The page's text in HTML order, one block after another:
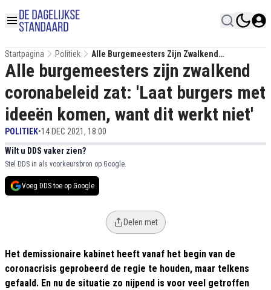
Startpagina Politiek
Alle Burgemeesters Zijn Zwalkend
Coronabeleid Zat: 'Laat Burgers Met Ideeën
Komen, Want Dit Werkt Niet'
Alle burgemeesters zijn zwalkend
coronabeleid zat: 'Laat burgers met
ideeën komen, want dit werkt niet'
POLITIEK•14 DEC 2021, 18:00
Wilt u DDS vaker zien?
Stel DDS in als voorkeursbron op Google.
Voeg DDS toe op Google
Delen met
Het demissionaire kabinet heeft vanaf het begin van de
coronacrisis geprobeerd de regie te houden, maar telkens
gefaald. En nu de situatie zo nijpend is voor veel getroffen